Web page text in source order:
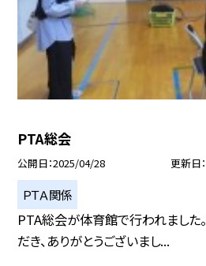
PTA総会
公開日 2025/04/28 更新日
ＰＴＡ関係
PTA総会が体育館で行われました
だき、ありがとうございまし...